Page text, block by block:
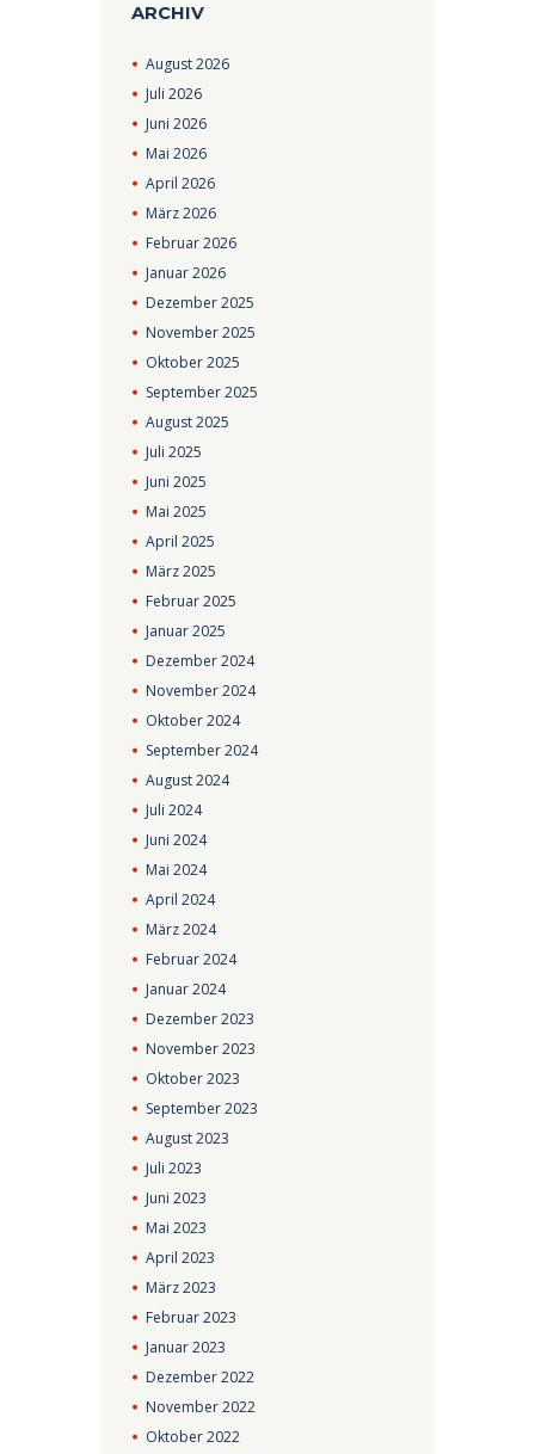
ARCHIV
August2026
Juli2026
Juni2026
Mai2026
April2026
März2026
Februar2026
Januar2026
Dezember2025
November2025
Oktober2025
September2025
August2025
Juli2025
Juni2025
Mai2025
April2025
März2025
Februar2025
Januar2025
Dezember2024
November2024
Oktober2024
September2024
August2024
Juli2024
Juni2024
Mai2024
April2024
März2024
Februar2024
Januar2024
Dezember2023
November2023
Oktober2023
September2023
August2023
Juli2023
Juni2023
Mai2023
April2023
März2023
Februar2023
Januar2023
Dezember2022
November2022
Oktober2022